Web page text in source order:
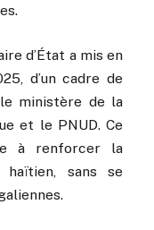
d’État a mis en
d’un cadre de
ministère de la
et le PNUD. Ce
à renforcer la
haïtien, sans se